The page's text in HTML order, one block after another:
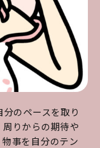
のペースを取り
りからの期待や
事を自分のテン